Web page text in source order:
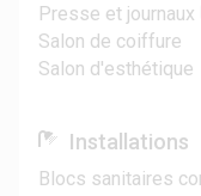
Presse et journaux
Salon de coiffure
Salon d'esthétique
Installations
Blocs sanitaires